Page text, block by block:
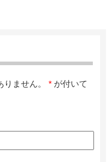
ません。 * が付いて